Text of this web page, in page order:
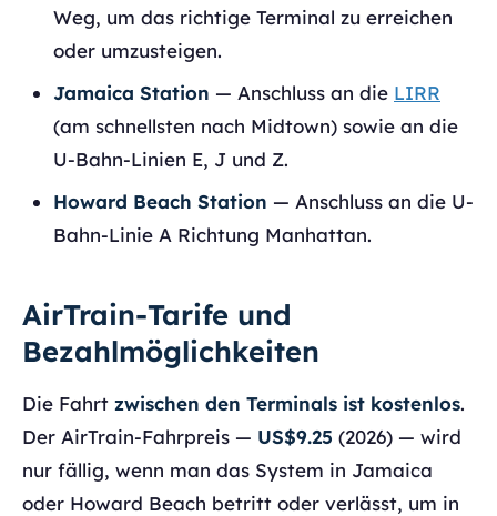
Weg, um das richtige Terminal zu erreichen
oder umzusteigen.
Jamaica Station — Anschluss an die LIRR
(am schnellsten nach Midtown) sowie an die
U-Bahn-Linien E, J und Z.
Howard Beach Station — Anschluss an die U-
Bahn-Linie A Richtung Manhattan.
AirTrain-Tarife und
Bezahlmöglichkeiten
Die Fahrt zwischen den Terminals ist kostenlos.
Der AirTrain-Fahrpreis — US$9.25 (2026) — wird
nur fällig, wenn man das System in Jamaica
oder Howard Beach betritt oder verlässt, um in